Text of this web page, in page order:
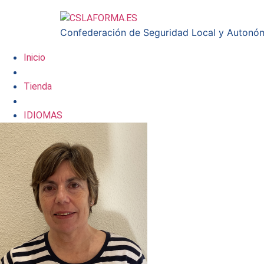
Confederación de Seguridad Local y
Inicio
Tienda
IDIOMAS